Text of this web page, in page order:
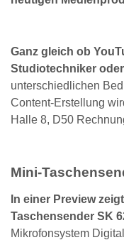
Ganz gleich ob
Studiotechniker
unterschiedlichen
Content-Erstellung
Halle 8, D50
Mini-
In einer Preview
Taschensender SK
Mikrofonsystem